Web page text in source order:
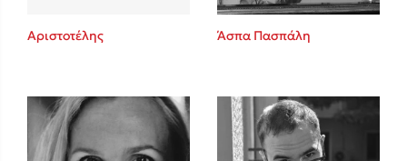
Αριστοτέλης Άσπα Πασπάλη